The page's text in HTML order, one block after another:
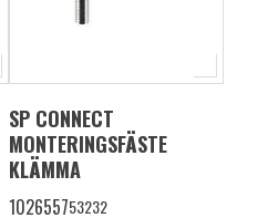
SP CONNECT
MONTERINGSFÄSTE
KLÄMMA
102655753232